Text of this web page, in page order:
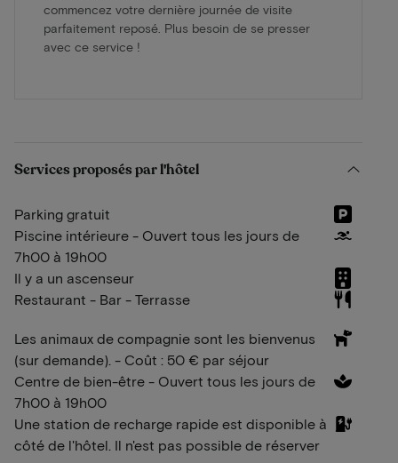
commencez votre dernière journée de visite
parfaitement reposé. Plus besoin de se presser
avec ce service !
Services proposés par l'hôtel
Parking gratuit
Piscine intérieure - Ouvert tous les jours de
7h00 à 19h00
Il y a un ascenseur
Restaurant - Bar - Terrasse
Les animaux de compagnie sont les bienvenus
(sur demande). - Coût : 50 € par séjour
Centre de bien-être - Ouvert tous les jours de
7h00 à 19h00
Une station de recharge rapide est disponible à
côté de l'hôtel. Il n'est pas possible de réserver